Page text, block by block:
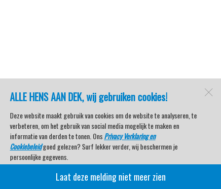
ALLE HENS AAN DEK, wij gebruiken cookies!
Deze website maakt gebruik van cookies om de website te analyseren, te
verbeteren, om het gebruik van social media mogelijk te maken en
informatie van derden te tonen. OnsPrivacy Verklaring en
Cookiebeleidgoed gelezen? Surf lekker verder, wij beschermen je
persoonlijke gegevens.
Veel kijkplezier met Watersport TV Beleving & Nieuws!
Laat deze melding niet meer zien